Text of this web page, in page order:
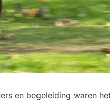
en begeleiding waren